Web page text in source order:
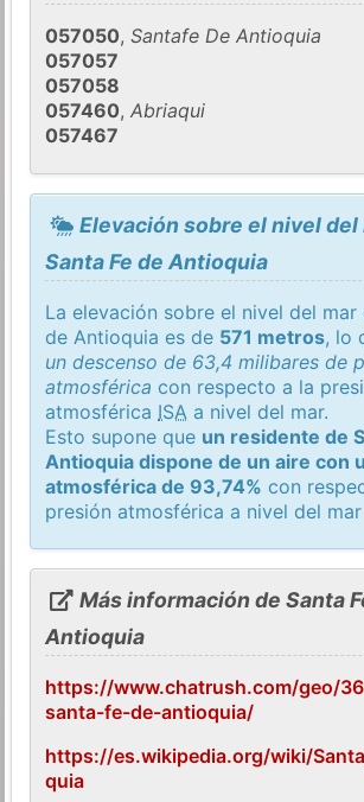
057050,Santafe De Antioquia
057057
057058
057460,Abriaqui
057467
Elevación sobre el nivel del
Santa Fe de Antioquia
La elevación sobre el nivel del mar
de Antioquia es de 571 metros, lo
un descenso de 63,4 milibares de
atmosférica con respecto a la
atmosférica ISA a nivel del mar.
Esto supone que un residente de
Antioquia dispone de un aire con
atmosférica de 93,74% con
presión atmosférica a nivel del
Más información de Santa
Antioquia
https://www.chatrush.com/geo/
santa-fe-de-antioquia/
https://es.wikipedia.org/wiki/
quia